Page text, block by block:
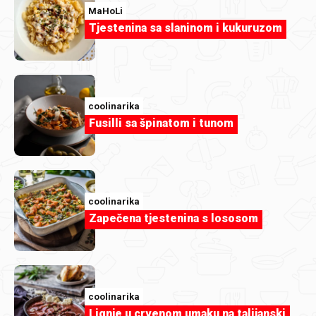
zauzima se za zaštitu privatnosti osobnih podataka.
Ako nas želite kontaktirati u vezi ovih pravila ili u vezi
vaših osobnih podataka, molimo vas da koristite sljedeće
kontakt podatke:
PODRAVKA d.d.
Ulica Ante Starčevića 32
48 000 Koprivnica
Službenika za zaštitu podataka možete dobiti na:
dpo@podravka.hr
Kako i kada prikupljamo vaše osobne podatke?
MaHoLi
Tjestenina sa slaninom i kukuruzom
coolinarika
Fusilli sa špinatom i tunom
coolinarika
Zapečena tjestenina s lososom
coolinarika